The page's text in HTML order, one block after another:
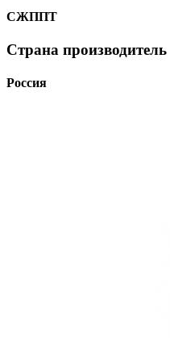
СЖППТ
Страна производитель
Россия